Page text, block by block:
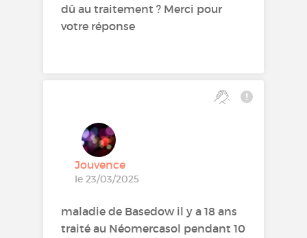
dû au traitement ? Merci pour
votre réponse
Jouvence
le 23/03/2025
maladie de Basedow il y a 18 ans
traité au Néomercasol pendant 10